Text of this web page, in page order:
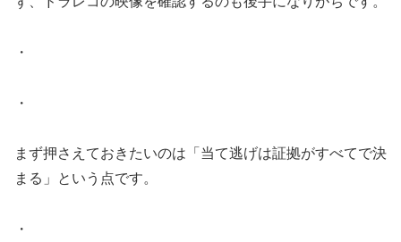
・
・
まず押さえておきたいのは「当て逃げは証拠がすべてで決
まる」という点です。
・